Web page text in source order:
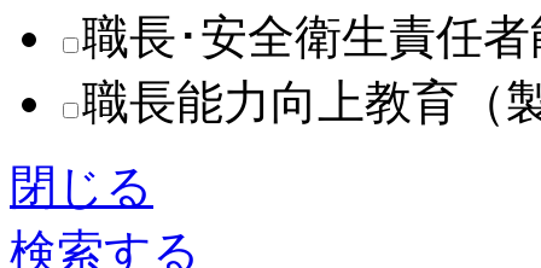
職長･安全衛生責任
職長能力向上教育（
閉じる
検索する